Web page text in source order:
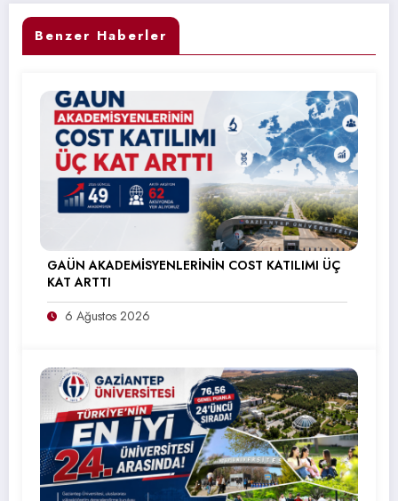
Benzer Haberler
GAÜN AKADEMİSYENLERİNİN COST KATILIMI ÜÇ
KAT ARTTI
6 Ağustos 2026